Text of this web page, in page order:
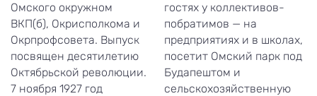
Омского окружном
ВКП(б), Окрисполкома и
Окрпрофсовета. Выпуск
посвящен десятилетию
Октябрьской революции.
7 ноября 1927 год
гостях у коллективов-
побратимов — на
предприятиях и в школах,
посетит Омский парк под
Будапештом и
сельскохозяйственную